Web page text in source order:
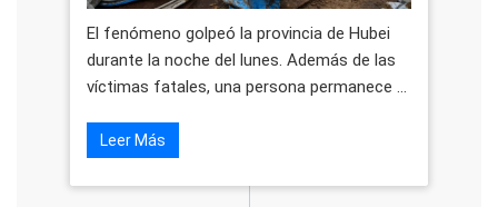
El fenómeno golpeó la provincia de Hubei
durante la noche del lunes. Además de las
víctimas fatales, una persona permanece ...
Leer Más